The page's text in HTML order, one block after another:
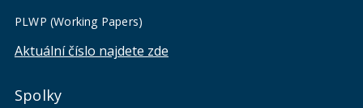
PLWP (Working Papers)
Aktuální číslo najdete zde
Spolky